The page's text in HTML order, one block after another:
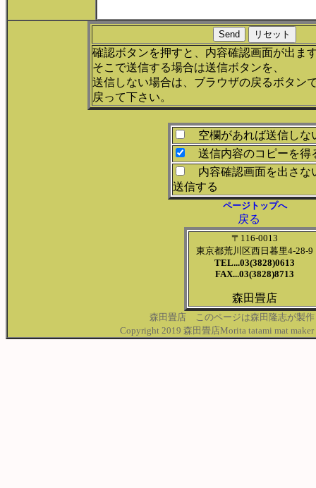
確認ボタンを押すと、内容確認画面が出ま
そこで送信する場合は送信ボタンを、
送信しない場合は、ブラウザの戻るボタン
戻って下さい。
空欄があれば送信しな
送信内容のコピーを得
内容確認画面を出さな
送信する
ページトップへ
戻る
〒116-0013
東京都荒川区西日暮里4-28-9
TEL...03(3828)0613
FAX...03(3828)8713
森田畳店
森田畳店 このページは森田隆志が製作
Copyright 2019 森田畳店Morita tatami mat maker